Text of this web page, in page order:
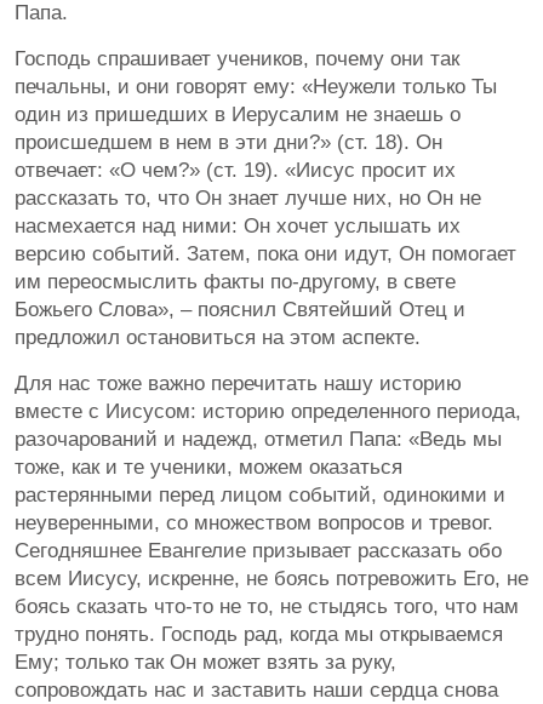
Папа.
Господь спрашивает учеников, почему они так
печальны, и они говорят ему: «Неужели только Ты
один из пришедших в Иерусалим не знаешь о
происшедшем в нем в эти дни?» (ст. 18). Он
отвечает: «О чем?» (ст. 19). «Иисус просит их
рассказать то, что Он знает лучше них, но Он не
насмехается над ними: Он хочет услышать их
версию событий. Затем, пока они идут, Он помогает
им переосмыслить факты по-другому, в свете
Божьего Слова», – пояснил Святейший Отец и
предложил остановиться на этом аспекте.
Для нас тоже важно перечитать нашу историю
вместе с Иисусом: историю определенного периода,
разочарований и надежд, отметил Папа: «Ведь мы
тоже, как и те ученики, можем оказаться
растерянными перед лицом событий, одинокими и
неуверенными, со множеством вопросов и тревог.
Сегодняшнее Евангелие призывает рассказать обо
всем Иисусу, искренне, не боясь потревожить Его, не
боясь сказать что-то не то, не стыдясь того, что нам
трудно понять. Господь рад, когда мы открываемся
Ему; только так Он может взять за руку,
сопровождать нас и заставить наши сердца снова